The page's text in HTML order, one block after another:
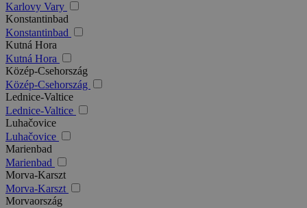
Karlovy Vary
Konstantinbad
Konstantinbad
Kutná Hora
Kutná Hora
Közép-Csehország
Közép-Csehország
Lednice-Valtice
Lednice-Valtice
Luhačovice
Luhačovice
Marienbad
Marienbad
Morva-Karszt
Morva-Karszt
Morvaország